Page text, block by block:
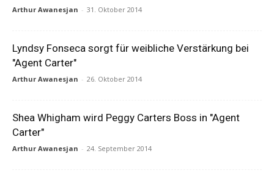
Arthur Awanesjan - 31. Oktober 2014
Lyndsy Fonseca sorgt für weibliche Verstärkung bei
"Agent Carter"
Arthur Awanesjan - 26. Oktober 2014
Shea Whigham wird Peggy Carters Boss in "Agent
Carter"
Arthur Awanesjan - 24. September 2014